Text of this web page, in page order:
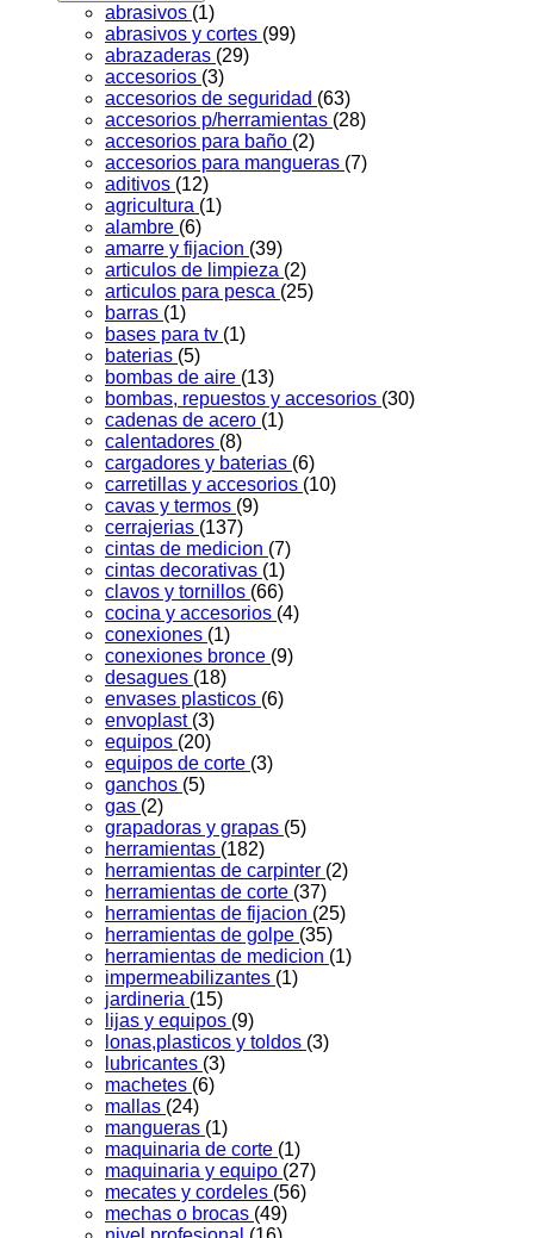
abrasivos (1)
abrasivos y cortes (99)
abrazaderas (29)
accesorios (3)
accesorios de seguridad (63)
accesorios p/herramientas (28)
accesorios para baño (2)
accesorios para mangueras (7)
aditivos (12)
agricultura (1)
alambre (6)
amarre y fijacion (39)
articulos de limpieza (2)
articulos para pesca (25)
barras (1)
bases para tv (1)
baterias (5)
bombas de aire (13)
bombas, repuestos y accesorios (30)
cadenas de acero (1)
calentadores (8)
cargadores y baterias (6)
carretillas y accesorios (10)
cavas y termos (9)
cerrajerias (137)
cintas de medicion (7)
cintas decorativas (1)
clavos y tornillos (66)
cocina y accesorios (4)
conexiones (1)
conexiones bronce (9)
desagues (18)
envases plasticos (6)
envoplast (3)
equipos (20)
equipos de corte (3)
ganchos (5)
gas (2)
grapadoras y grapas (5)
herramientas (182)
herramientas de carpinter (2)
herramientas de corte (37)
herramientas de fijacion (25)
herramientas de golpe (35)
herramientas de medicion (1)
impermeabilizantes (1)
jardineria (15)
lijas y equipos (9)
lonas,plasticos y toldos (3)
lubricantes (3)
machetes (6)
mallas (24)
mangueras (1)
maquinaria de corte (1)
maquinaria y equipo (27)
mecates y cordeles (56)
mechas o brocas (49)